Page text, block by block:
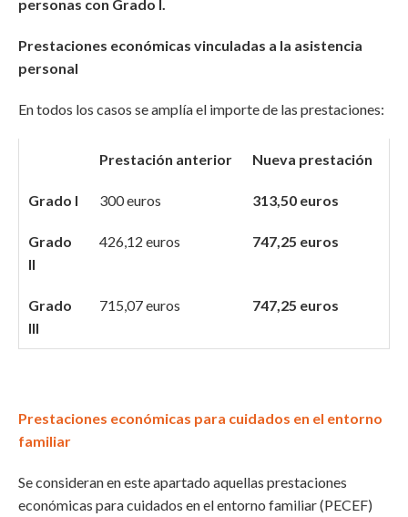
personas con Grado I.
Prestaciones económicas vinculadas a la asistencia
personal
En todos los casos se amplía el importe de las prestaciones:
Prestación anterior Nueva prestación
Grado I 300 euros 313,50 euros
Grado
II
426,12 euros 747,25 euros
Grado
III
715,07 euros 747,25 euros
Prestaciones económicas para cuidados en el entorno
familiar
Se consideran en este apartado aquellas prestaciones
económicas para cuidados en el entorno familiar (PECEF)